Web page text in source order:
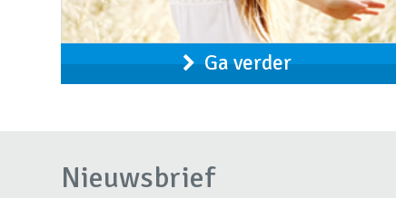
Ga verder
Nieuwsbrief